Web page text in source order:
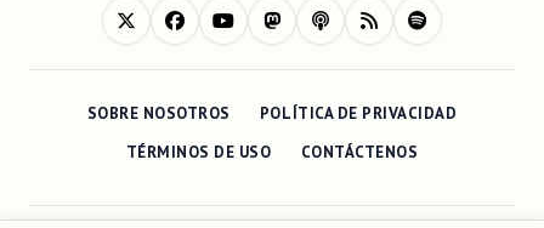
SOBRE NOSOTROS
POLÍTICA DE PRIVACIDAD
TÉRMINOS DE USO
CONTÁCTENOS